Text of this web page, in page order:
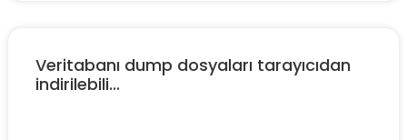
Veritabanı dump dosyaları tarayıcıdan
indirilebili...